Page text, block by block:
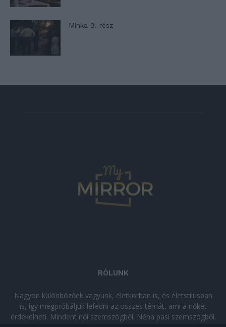
Minka 9. rész
RÓLUNK
Nagyon különbözőek vagyunk, életkorban is, és életstílusban
is, így megpróbáljuk lefedni az összes témát, ami a nőket
érdekelheti. Mindent női szemszögből. Néha pasi szemszögből.